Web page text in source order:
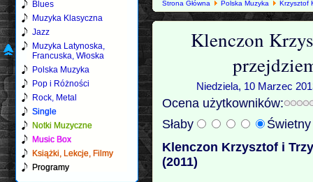
Blues
Muzyka Klasyczna
Jazz
Muzyka Latynoska,
Francuska, Włoska
Polska Muzyka
Pop i Różności
Rock, Metal
Single
Notki Muzyczne
Music Box
Książki, Lekcje, Filmy
Programy
Strona Główna Polska Muzyka
Krzysztof
historii (2011)
Klenczon
Niedziela, 10 Marzec
Ocena użytkowników:
Słaby
Klenczon Krzysztof i
(2011)